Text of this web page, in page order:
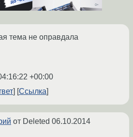
тема не оправдала
+00:00
Ссылка
от Deleted 06.10.2014